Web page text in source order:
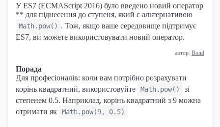
У ES7 (ECMAScript 2016) було введено новий оператор
** для піднесення до ступеня, який є альтернативою
Math.pow() . Тож, якщо ваше середовище підтримує
ES7, ви можете використовувати новий оператор.
автор: Bond
Порада
Для професіоналів: коли вам потрібно розрахувати
корінь квадратний, використовуйте
Math.pow()
зі
степенем 0.5. Наприклад, корінь квадратний з 9 можна
отримати як
Math.pow(9, 0.5)